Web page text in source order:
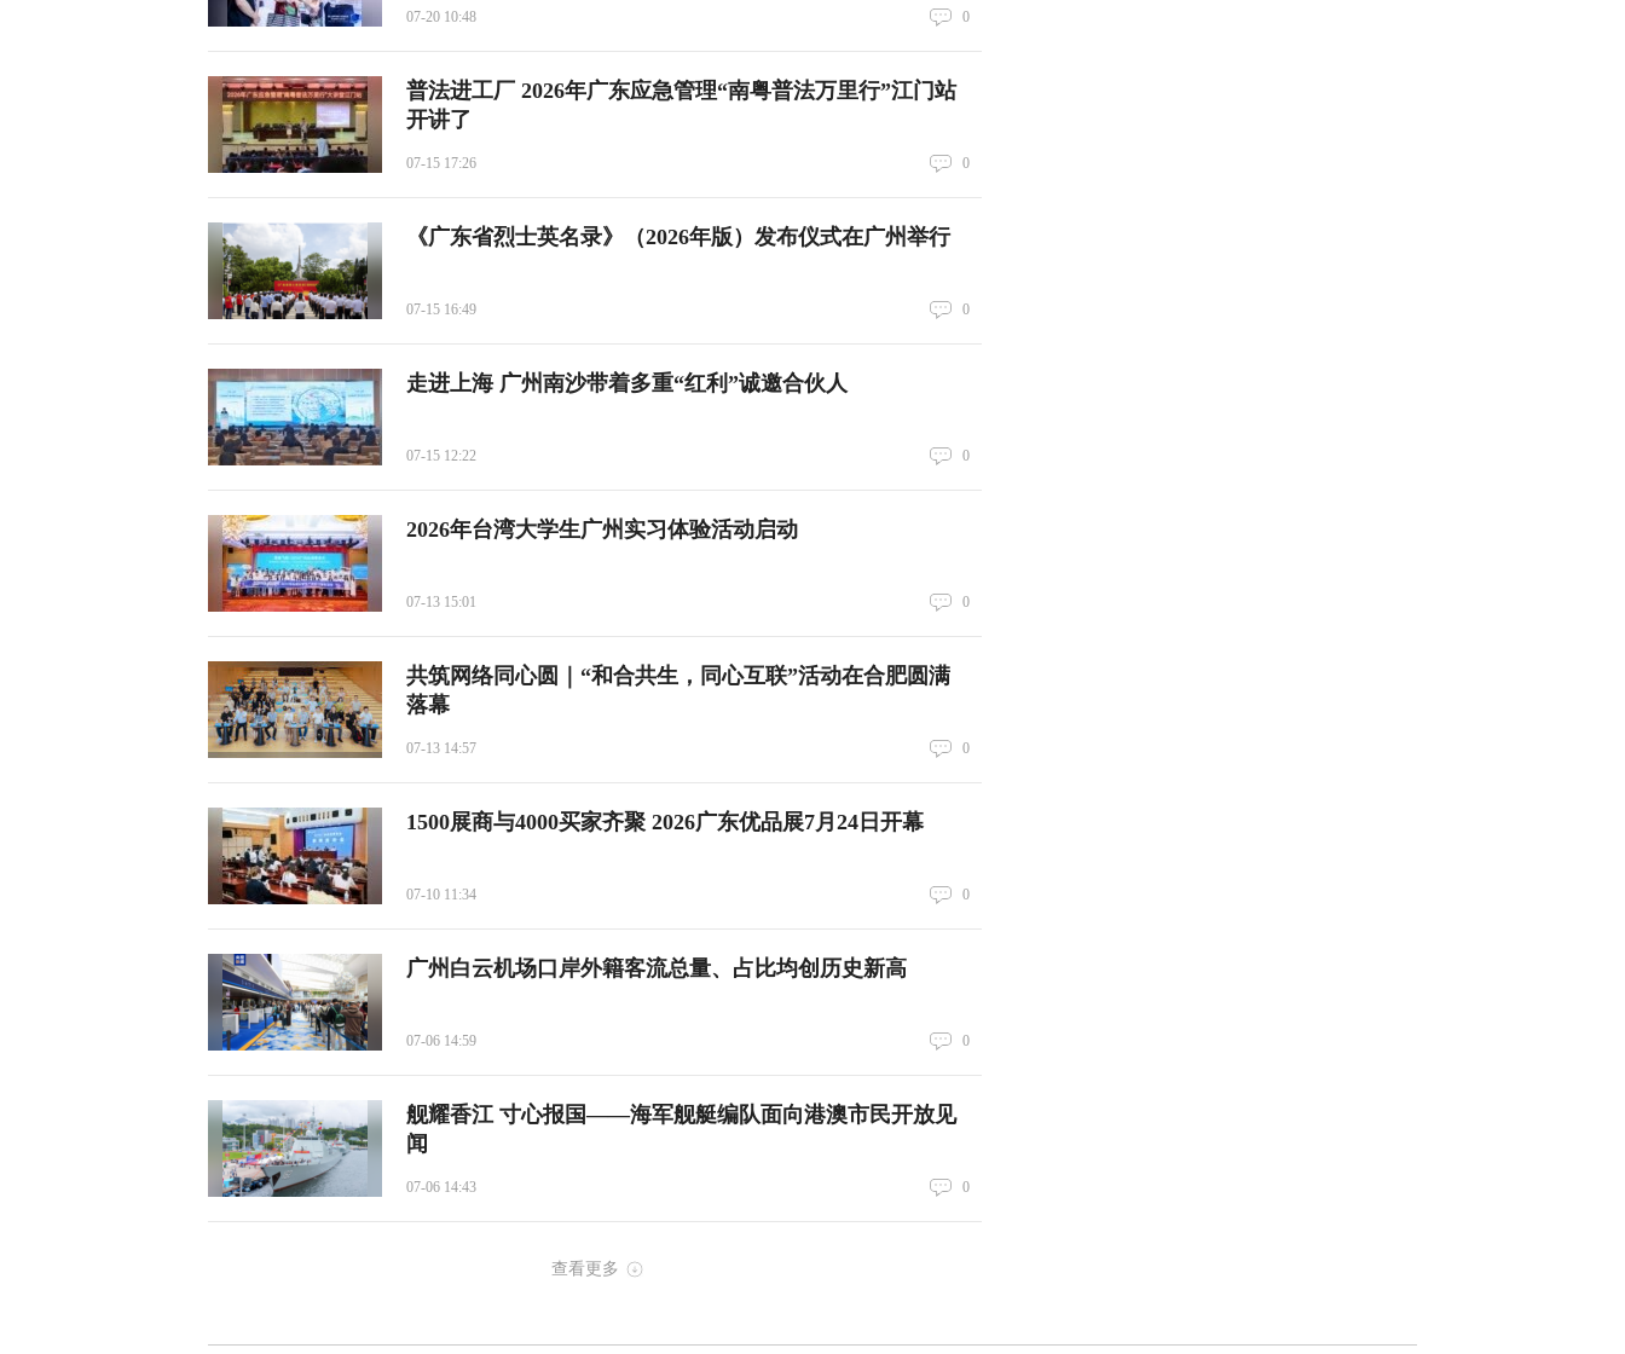
07-20 10:48 0
普法进工厂 2026年广东应急管理“南粤普法万里行”江门站
开讲了
07-15 17:26 0
《广东省烈士英名录》（2026年版）发布仪式在广州举行
07-15 16:49 0
走进上海 广州南沙带着多重“红利”诚邀合伙人
07-15 12:22 0
2026年台湾大学生广州实习体验活动启动
07-13 15:01 0
共筑网络同心圆｜“和合共生，同心互联”活动在合肥圆满
落幕
07-13 14:57 0
1500展商与4000买家齐聚 2026广东优品展7月24日开幕
07-10 11:34 0
广州白云机场口岸外籍客流总量、占比均创历史新高
07-06 14:59 0
舰耀香江 寸心报国——海军舰艇编队面向港澳市民开放见
闻
07-06 14:43 0
查看更多